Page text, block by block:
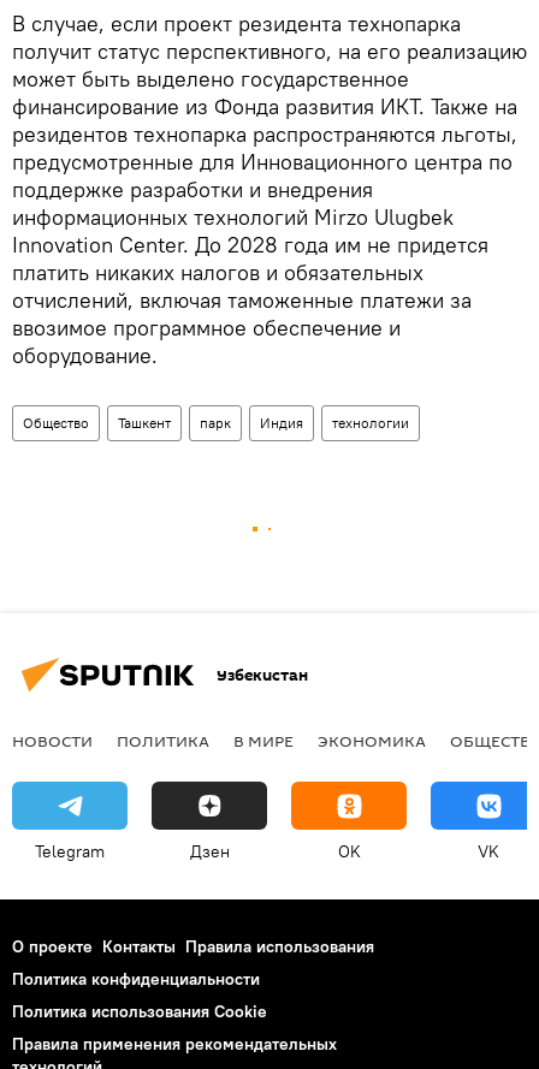
В случае, если проект резидента технопарка
получит статус перспективного, на его реализацию
может быть выделено государственное
финансирование из Фонда развития ИКТ. Также на
резидентов технопарка распространяются льготы,
предусмотренные для Инновационного центра по
поддержке разработки и внедрения
информационных технологий Mirzo Ulugbek
Innovation Center. До 2028 года им не придется
платить никаких налогов и обязательных
отчислений, включая таможенные платежи за
ввозимое программное обеспечение и
оборудование.
Общество Ташкент парк Индия технологии
Узбекистан
НОВОСТИ ПОЛИТИКА В МИРЕ ЭКОНОМИКА
Telegram Дзен OK VK
О проекте Контакты Правила использования
Политика конфиденциальности
Политика использования Cookie
Правила применения рекомендательных